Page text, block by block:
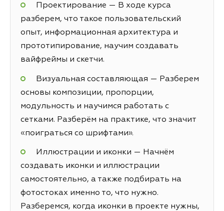
Проектирование — В ходе курса
разберем, что такое пользовательский
опыт, информационная архитектура и
прототипирование, научим создавать
вайфреймы и скетчи.
Визуальная составляющая — Разберем
основы композиции, пропорции,
модульность и научимся работать с
сетками. Разберём на практике, что значит
«поиграться со шрифтами».
Иллюстрации и иконки — Начнём
создавать иконки и иллюстрации
самостоятельно, а также подбирать на
фотостоках именно то, что нужно.
Разберемся, когда иконки в проекте нужны,